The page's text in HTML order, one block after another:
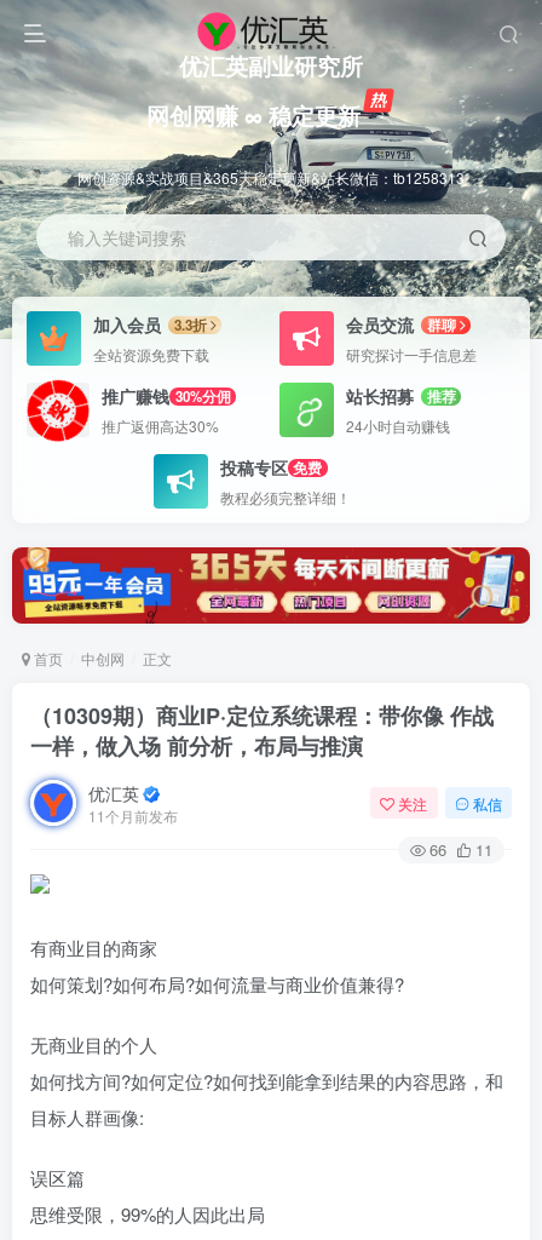
优汇英副业研究所
网创网赚 ∞ 稳定更新
网创资源&实战项目&365天稳定更新&站长微信：tb1258313
输入关键词搜索
加入会员
3.3折
全站资源免费下载
会员交流
群聊
研究探讨一手信息差
推广赚钱 30%分佣
推广返佣高达30%
站长招募
推荐
24小时自动赚钱
投稿专区 免费
教程必须完整详细！
首页 中创网 正文
（10309期）商业IP·定位系统课程：带你像 作战
一样，做入场 前分析，布局与推演
优汇英
11个月前发布
关注 私信
66 11
有商业目的商家
如何策划?如何布局?如何流量与商业价值兼得?
无商业目的个人
如何找方间?如何定位?如何找到能拿到结果的内容思路，和
目标人群画像:
误区篇
思维受限，99%的人因此出局